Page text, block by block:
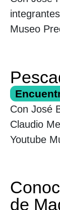
Museo
Con José
Claudio
Youtube
de